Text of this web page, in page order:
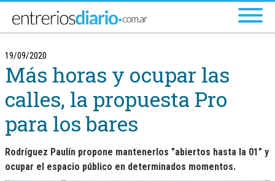
19/09/2020
Más horas y ocupar las
calles, la propuesta Pro
para los bares
Rodríguez Paulín propone mantenerlos "abiertos hasta la 01” y
ocupar el espacio público en determinados momentos.